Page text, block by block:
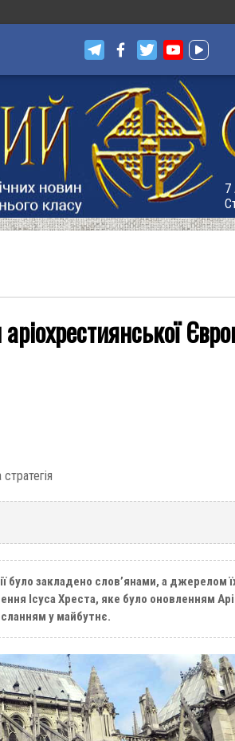
7
було закладено слов’янами, а джерелом
Ісуса Хреста, яке було оновленням
у майбутнє.